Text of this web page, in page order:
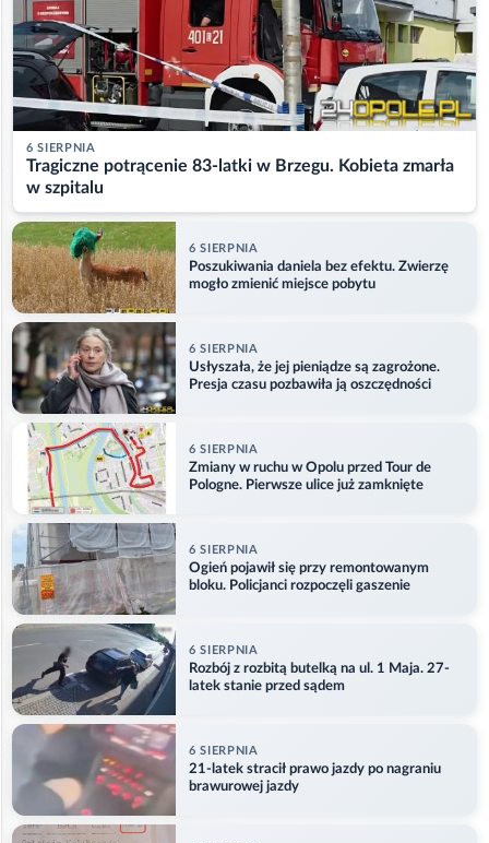
6 SIERPNIA
Tragiczne potrącenie 83-latki w Brzegu. Kobieta zmarła
w szpitalu
6 SIERPNIA
Poszukiwania daniela bez efektu. Zwierzę
mogło zmienić miejsce pobytu
6 SIERPNIA
Usłyszała, że jej pieniądze są zagrożone.
Presja czasu pozbawiła ją oszczędności
6 SIERPNIA
Zmiany w ruchu w Opolu przed Tour de
Pologne. Pierwsze ulice już zamknięte
6 SIERPNIA
Ogień pojawił się przy remontowanym
bloku. Policjanci rozpoczęli gaszenie
6 SIERPNIA
Rozbój z rozbitą butelką na ul. 1 Maja. 27-
latek stanie przed sądem
6 SIERPNIA
21-latek stracił prawo jazdy po nagraniu
brawurowej jazdy